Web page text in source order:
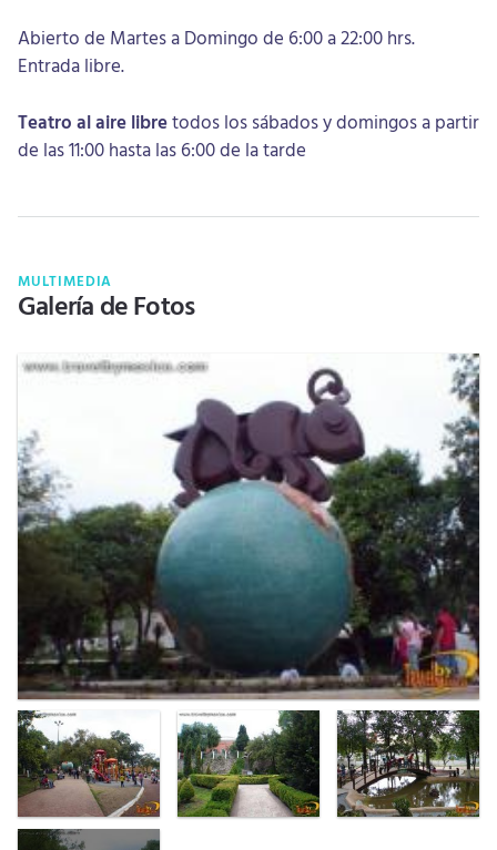
Abierto de Martes a Domingo de 6:00 a 22:00 hrs.
Entrada libre.
Teatro al aire libretodos los sábados y domingos a partir
de las 11:00 hasta las 6:00 de la tarde
MULTIMEDIA
Galería de Fotos